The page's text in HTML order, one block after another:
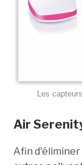
Les
Air
Afin d'éliminer